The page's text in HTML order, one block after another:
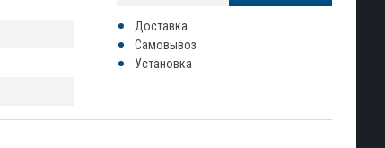
Доставка
Самовывоз
Установка